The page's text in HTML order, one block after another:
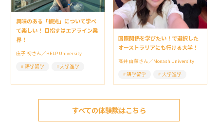
興味のある「観光」について学べ
て楽しい！ 目指すはエアライン業
界！
庄子 初さん／HELP University
語学留学
大学進学
国際関係を学びたい！で選択した
オーストラリアにも行ける大学！
髙井 由菜さん／Monash University
語学留学
大学進学
すべての体験談はこちら